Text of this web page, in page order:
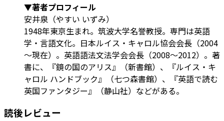
▼著者プロフィール
安井泉（やすい いずみ）
1948年東京生まれ。筑波大学名誉教授。専門は英語
学・言語文化。日本ルイス・キャロル協会会長（2004
～現在）。英語語法文法学会会長（2008～2012）。著
書に、『鏡の国のアリス』（新書館）、『ルイス・キ
ャロル ハンドブック』（七つ森書館）、『英語で読む
英国ファンタジー』（静山社）などがある。
読後レビュー